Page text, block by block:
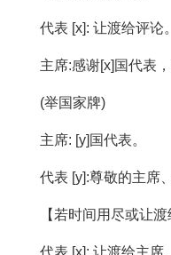
代表 [x]: 让渡给评论。
主席:感谢[x]国代表
(举国家牌)
主席: [y]国代表。
代表 [y]:尊敬的主席
【若时间用尽或让渡